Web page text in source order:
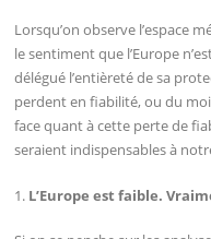
Lorsqu’on observe l’espace
le sentiment que l’Europe
délégué l’entièreté de sa
perdent en fiabilité, ou du
face quant à cette perte de
seraient indispensables à
1. L’Europe est faible.